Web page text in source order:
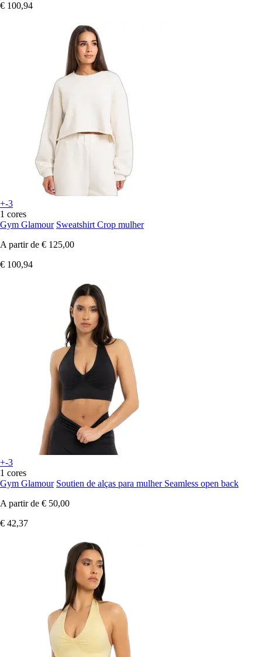
€ 100,94
+-3
1 cores
Gym Glamour Sweatshirt Crop mulher
A partir de € 125,00
€ 100,94
+-3
1 cores
Gym Glamour Soutien de alças para mulher Seamless open back
A partir de € 50,00
€ 42,37